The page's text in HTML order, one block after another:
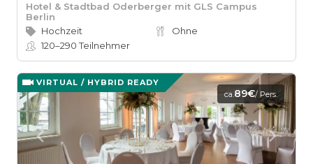
Hotel & Stadtbad Oderberger mit GLS Campus
Berlin
Hochzeit
Ohne
120–290Teilnehmer
VIRTUAL / HYBRID READY
ca.89€/ Pers.